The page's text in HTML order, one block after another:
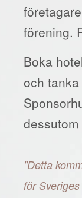
förening.
Boka
och
"Detta
för